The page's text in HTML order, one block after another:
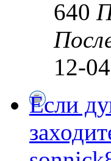
640
12-
Если